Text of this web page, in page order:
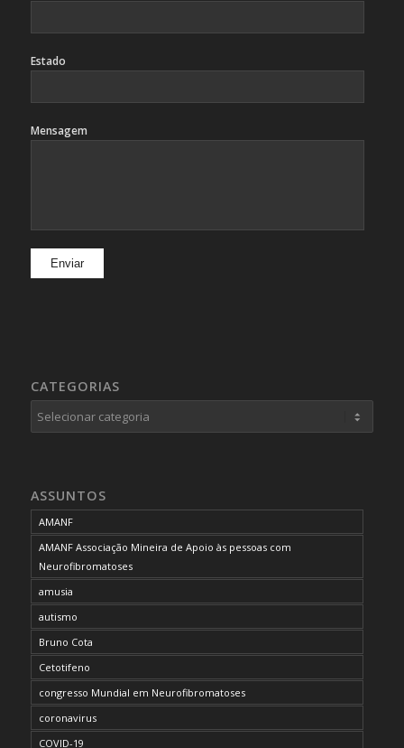
Estado
Mensagem
CATEGORIAS
Categorias
ASSUNTOS
AMANF
AMANF Associação Mineira de Apoio às pessoas com
Neurofibromatoses
amusia
autismo
Bruno Cota
Cetotifeno
congresso Mundial em Neurofibromatoses
coronavirus
COVID-19